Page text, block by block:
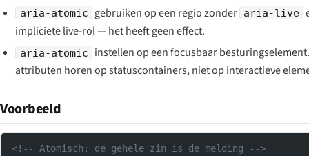
aria-atomic gebruiken op een regio zonder aria-live
impliciete live-rol — het heeft geen effect.
aria-atomic
instellen op een focusbaar
attributen horen op statuscontainers, niet op interactieve
Voorbeeld
<!-- Atomisch: de gehele zin is de melding -->